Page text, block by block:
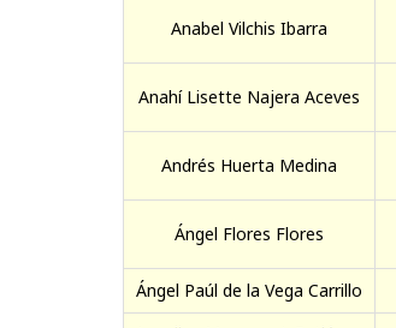
Anabel Vilchis Ibarra
Anahí Lisette Najera Aceves
Andrés Huerta Medina
Ángel Flores Flores
Ángel Paúl de la Vega Carrillo